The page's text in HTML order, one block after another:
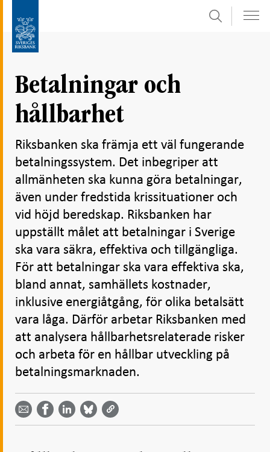
direkt
undersidor
Sök
Betalningar och
hållbarhet
Riksbanken ska främja ett väl fungerande
betalningssystem. Det inbegriper att
allmänheten ska kunna göra betalningar,
även under fredstida krissituationer och
vid höjd beredskap. Riksbanken har
uppställt målet att betalningar i Sverige
ska vara säkra, effektiva och tillgängliga.
För att betalningar ska vara effektiva ska,
bland annat, samhällets kostnader,
inklusive energiåtgång, för olika betalsätt
vara låga. Därför arbetar Riksbanken med
att analysera hållbarhetsrelaterade risker
och arbeta för en hållbar utveckling på
betalningsmarknaden.
Dela
email -
Öppnas
Dela på
Facebook
- Öppnas
Dela på
LinkedIn
-
Öppnas
på
Bluesky
-
på
Twitter
-